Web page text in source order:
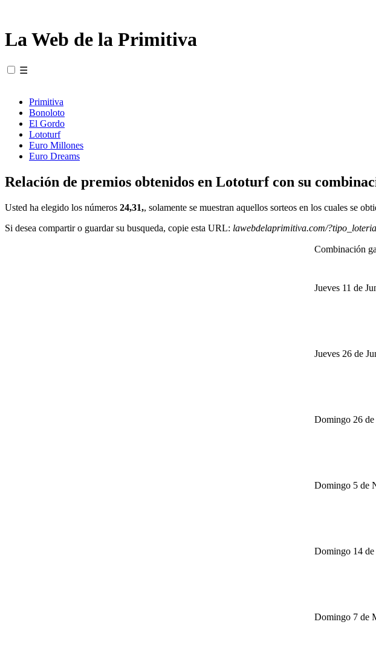
La Web de la Primitiva
☰
Primitiva
Bonoloto
El Gordo
Lototurf
Euro Millones
Euro Dreams
Relación de premios obtenidos en Lototurf con su
Usted ha elegido los números 24,31,, solamente se muestran aquellos sorteos en los cuales se
Si desea compartir o guardar su busqueda, copie esta URL: lawebdelaprimitiva.com/
Combinación
Jueves 11 de
Jueves 26 de
Domingo 26
Domingo 5 de
Domingo 14
Domingo 7 de